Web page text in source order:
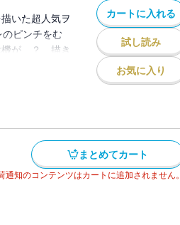
いた超人気ヲ
ピンチをむ
機が…？ 描き
や、その後の
カートに入れる
試し読み
お気に入り
まとめてカート
知のコンテンツはカートに追加されません。